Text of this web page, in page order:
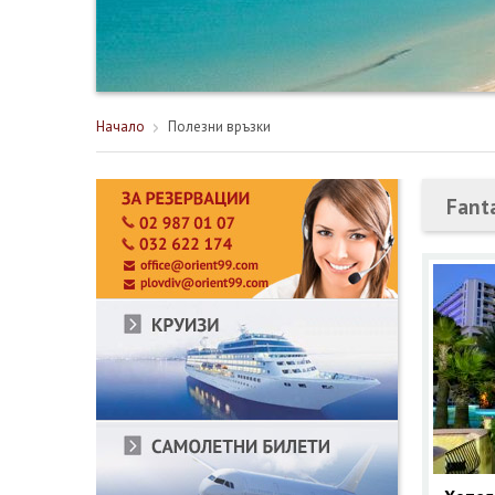
Начало Полезни връзки